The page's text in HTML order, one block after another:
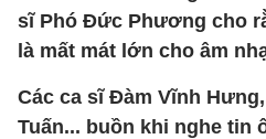
sĩ Phó Đức Phương cho
là mất mát lớn cho âm
Các ca sĩ Đàm Vĩnh
Tuấn... buồn khi nghe tin